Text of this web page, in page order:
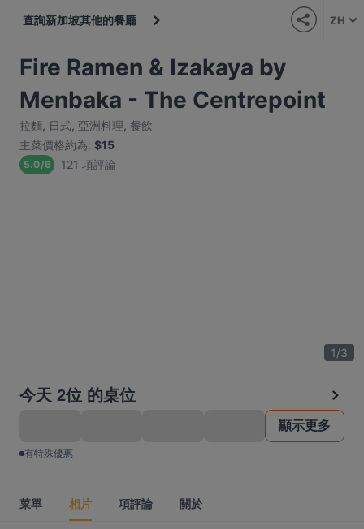
查詢新加坡其他的餐廳 ZH
Fire Ramen & Izakaya by
Menbaka - The Centrepoint
拉麵, 日式, 亞洲料理, 餐飲
主菜價格約為: $15
5.0/6 121 項評論
1/3
今天 2位 的桌位
顯示更多
有特殊優惠
菜單 相片 項評論 關於